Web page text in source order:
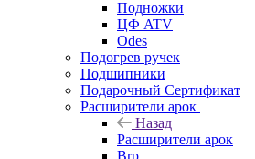
Подножки
ЦФ ATV
Odes
Подогрев ручек
Подшипники
Подарочный Сертификат
Расширители арок
Назад
Расширители арок
Brp